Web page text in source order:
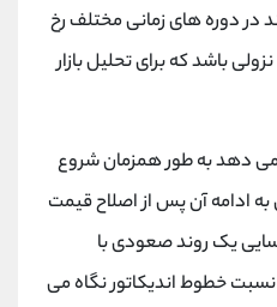
در دوره های زمانی مختلف رخ
باشد که برای تحلیل بازار
می دهد به طور همزمان شروع
ادامه آن پس از اصلاح قیمت
یک روند صعودی با
نسبت خطوط اندیکاتور نگاه می